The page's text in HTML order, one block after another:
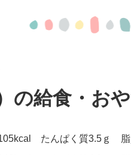
の給食・お
105kcal たんぱく質3.5ｇ 脂